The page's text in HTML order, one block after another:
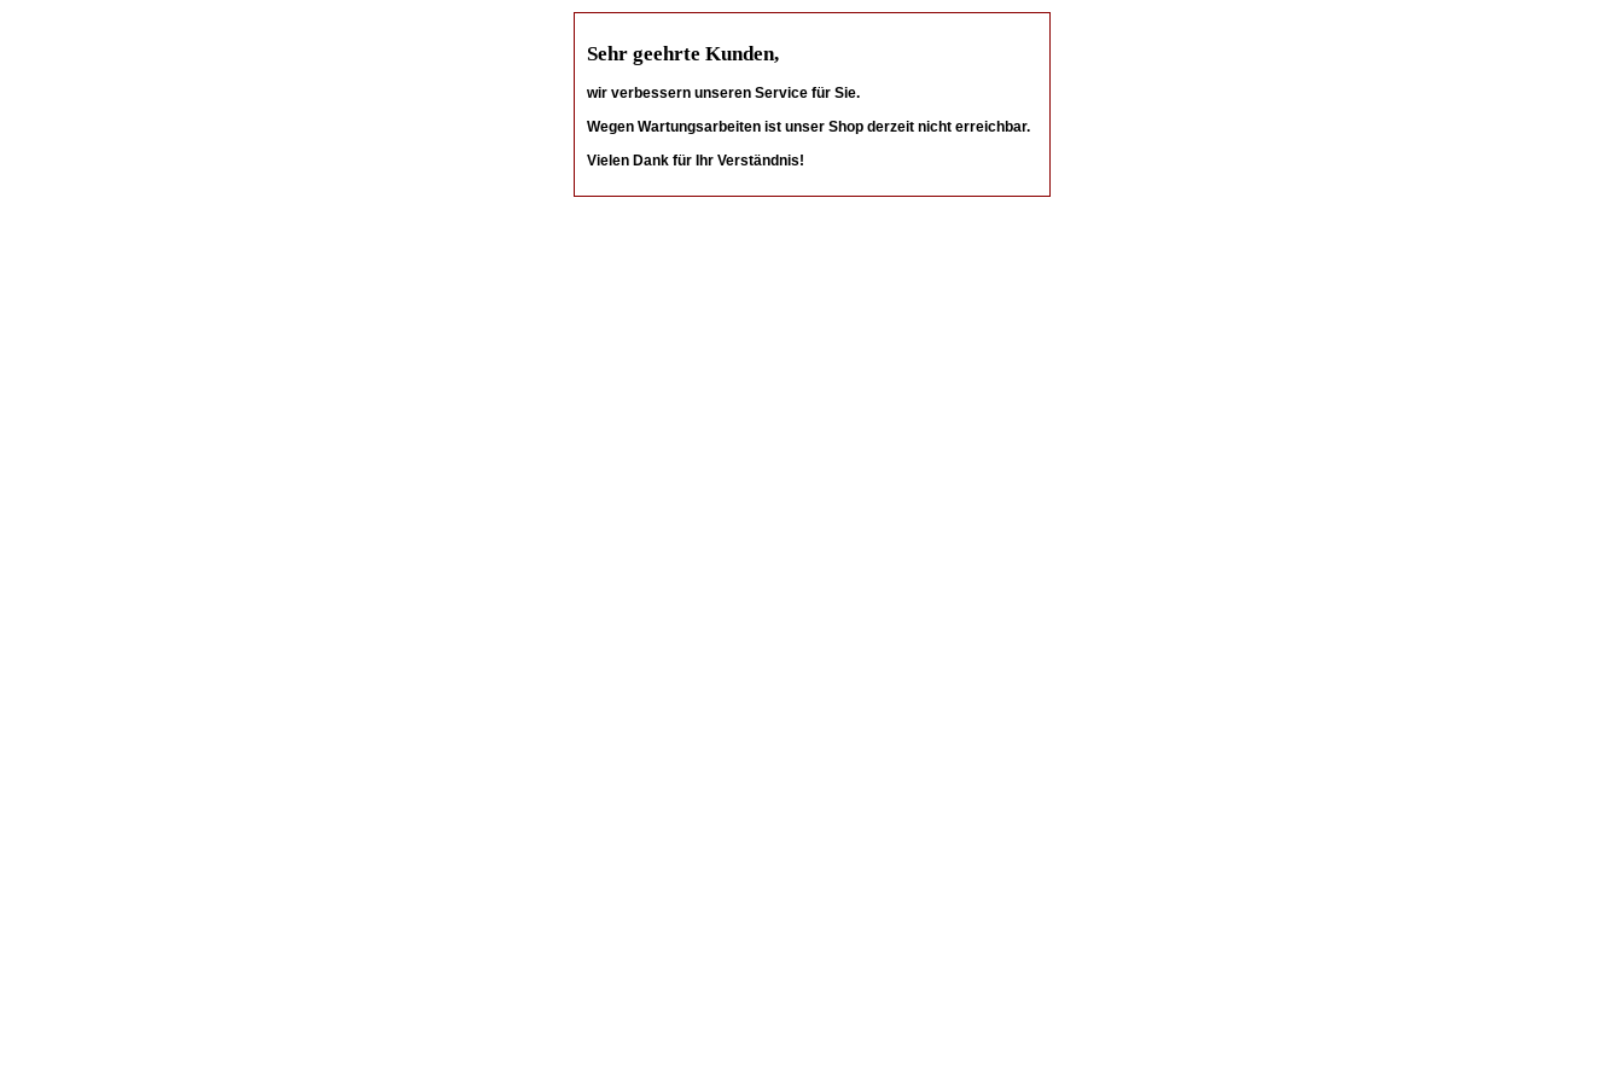
Sehr geehrte Kunden,
wir verbessern unseren Service für Sie.
Wegen Wartungsarbeiten ist unser Shop derzeit nicht erreichbar.
Vielen Dank für Ihr Verständnis!